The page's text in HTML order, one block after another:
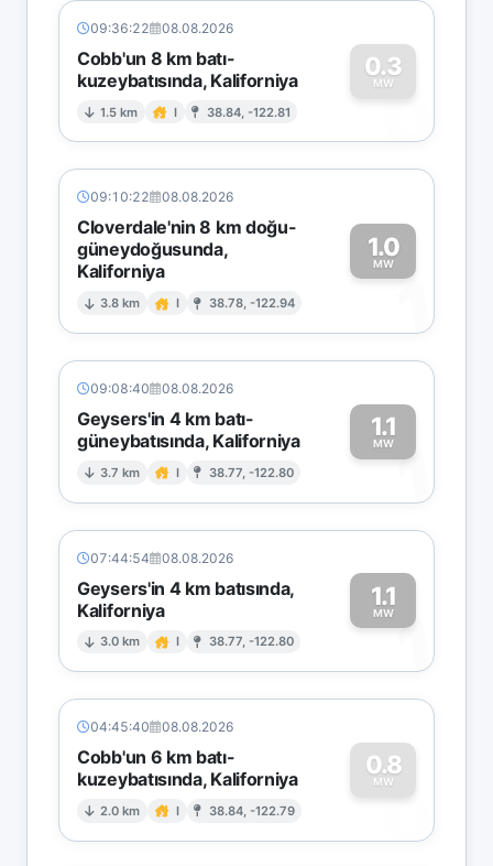
09:36:22 08.08.2026
Cobb'un 8 km batı-
kuzeybatısında, Kaliforniya
1.5 km I 38.84, -122.81
0.3
MW
0
09:10:22 08.08.2026
Cloverdale'nin 8 km doğu-
güneydoğusunda,
Kaliforniya
3.8 km I 38.78, -122.94
1.0
MW
1
09:08:40 08.08.2026
Geysers'in 4 km batı-
güneybatısında, Kaliforniya
3.7 km I 38.77, -122.80
1.1
MW1
07:44:54 08.08.2026
Geysers'in 4 km batısında,
Kaliforniya
3.0 km I 38.77, -122.80
1.1
MW1
04:45:40 08.08.2026
Cobb'un 6 km batı-
kuzeybatısında, Kaliforniya
2.0 km I 38.84, -122.79
0.8
MW
0